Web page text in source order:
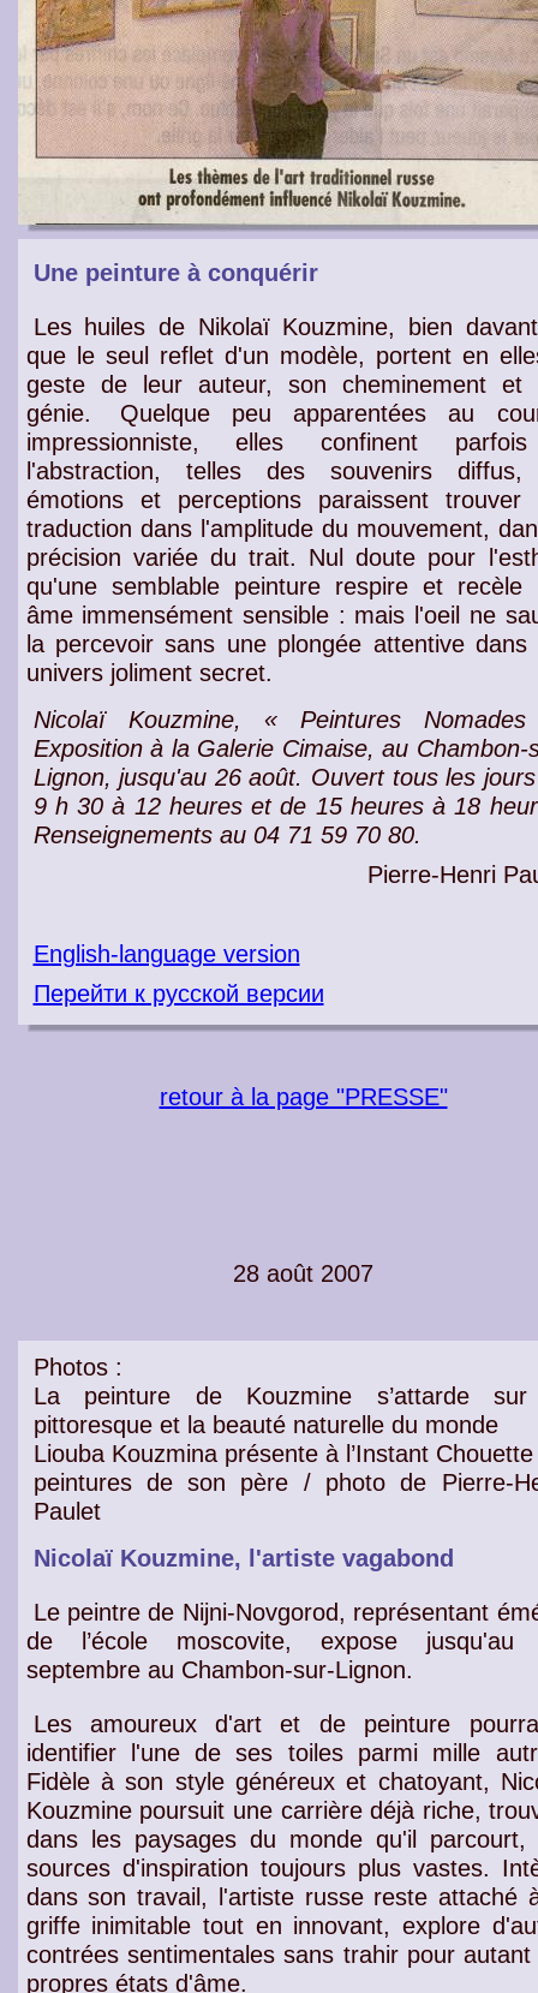
Une peinture à conquérir
Les huiles de Nikolaï Kouzmine, bien
que le seul reflet d'un modèle, portent en
geste de leur auteur, son cheminement et
génie.
Quelque peu apparentées au
impressionniste, elles confinent
l'abstraction, telles des souvenirs diffus,
émotions et perceptionsparaissent trouver
traduction dans l'amplitude du mouvement,
précision variée du trait. Nul doute pour l'
qu'une semblable peinture respire et recèle
âme immensément sensible: mais l'oeil
ne
la percevoir sans une plongée attentive dans
univers joliment secret.
Nicolaï Kouzmine, « Peintures
Expositionà la Galerie Cimaise, au Chambon-
Lignon, jusqu'au 26 août. Ouvert tous les
9 h 30 à 12 heures et de 15 heures à 18
Renseignements au 04 71 59 70 80.
Pierre-Henri
English-language version
Перейти к русской версии
retour à la page "PRESSE"
28 août 2007
Photos :
La peinture de Kouzmine s’attarde
pittoresque et la beauté naturelle du monde
Liouba Kouzmina présente à l’Instant
peinturesde son père / photo de Pierre-
Paulet
Nicolaï Kouzmine, l'artiste vagabond
Le peintre de Nijni-Novgorod, représentant
de l’école moscovite, expose jusqu'au
septembre au Chambon-sur-Lignon.
Les amoureux d'art et de peinture
identifier l'une de ses toiles parmi mille
Fidèle à son style généreux et chatoyant,
Kouzmine poursuit une carrière déjà riche,
dans les paysages du mondequ'il parcourt,
sources d'inspiration toujours plus vastes.
dans son travail, l'artiste russereste attaché
griffe inimitable tout en innovant, explore
contrées sentimentalessans trahir pour autant
propres états d'âme.